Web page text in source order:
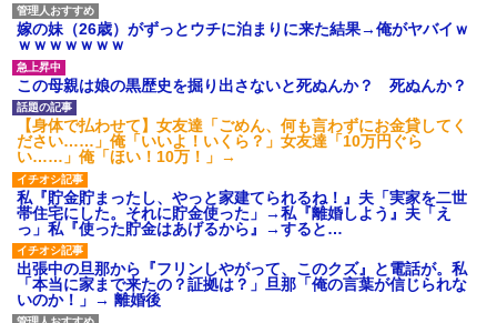
嫁の妹（26歳）がずっとウチに泊まりに来た結果→俺がヤバイｗ
ｗｗｗｗｗｗｗ
この母親は娘の黒歴史を掘り出さないと死ぬんか？ 死ぬんか？
【身体で払わせて】女友達「ごめん、何も言わずにお金貸してく
ださい……」俺「いいよ！いくら？」女友達「10万円ぐら
い……」俺「ほい！10万！」→
私『貯金貯まったし、やっと家建てられるね！』夫「実家を二世
帯住宅にした。それに貯金使った」→私『離婚しよう』夫「え
っ」私『使った貯金はあげるから』→すると…
出張中の旦那から『フリンしやがって、このクズ』と電話が。私
「本当に家まで来たの？証拠は？」旦那「俺の言葉が信じられな
いのか！」→ 離婚後